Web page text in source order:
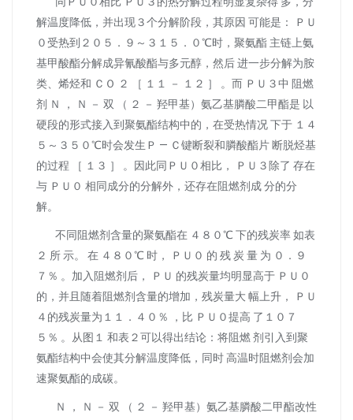
解温度降低，并出现３个分解阶段，其原因 可能是： ＰＵ
０受热到２０５．９～３１５．０℃时，聚氨酯 主链上氨
基甲酸酯分解成异氰酸酯与多元醇，然后 进一步分解为胺
类、烯烃和 ＣＯ ２ ［ １１ － １２ ］ 。而 ＰＵ３中 阻燃
剂 Ｎ ， Ｎ － 双 （ ２ － 羟甲基）氨乙基膦酸二甲酯是 以
硬段的形式接入到聚氨酯结构中的，在受热情况 下于 １４
５～３５０℃时会发生Ｐ — Ｃ键断裂和膦酸酯片 断脱烃基
的过程 ［ １３ ］ 。因此同ＰＵ０相比， ＰＵ３除了 存在
与 ＰＵ０ 相同成分的分解外，还存在阻燃剂成 分的分
解。
不同阻燃剂含量的聚氨酯在 ４８０℃ 下的残炭率 如表
２ 所 示。 在 ４８０℃ 时， ＰＵ０ 的 残 炭 量 为 ０．９
７％ 。加入阻燃剂后， ＰＵ 的残炭量均明显高于 ＰＵ０
的，并且随着阻燃剂含量的增加，残炭量大 幅上升， ＰＵ
４的残炭量为１１．４０％ ，比 ＰＵ０提高 了１０７
５％ 。从图１ 和表２可以得出结论：将阻燃 剂引入到聚
氨酯结构中会使其分解温度降低，同时 高温时阻燃剂会加
速聚氨酯的成碳。
Ｎ ， Ｎ － 双 （ ２ － 羟甲基）氨乙基膦酸二甲酯改性